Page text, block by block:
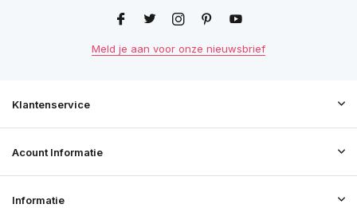
Meld je aan voor onze nieuwsbrief
Klantenservice
Acount Informatie
Informatie